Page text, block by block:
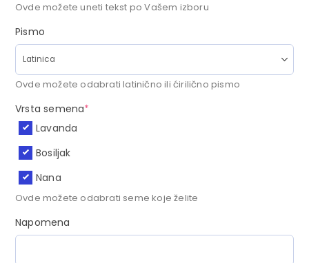
Ovde možete uneti tekst po Vašem izboru
Pismo
Ovde možete odabrati latinično ili ćirilično pismo
Vrsta semena*
Lavanda
Bosiljak
Nana
Ovde možete odabrati seme koje želite
Napomena